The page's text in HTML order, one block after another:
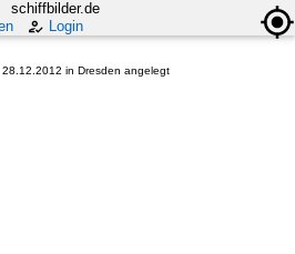
schiffbilder.de
Login
in Dresden angelegt